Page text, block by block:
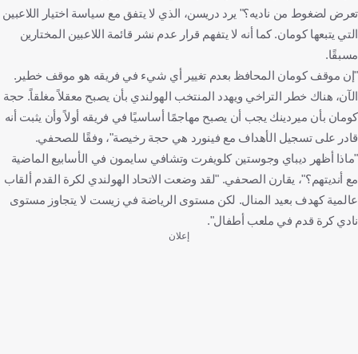
تعرض لضغوط من ناديه؟" يرد دريسن، الذي لا يتفق مع سياسة اختيار اللاعبين
التي يتبعها كومان. كما أنه لا يتفهم قرار عدم نشر قائمة اللاعبين المختارين
مسبقًا.
"إن موقف كومان المحافظ بعدم تغيير أي شيء في فريقه هو موقف خطير.
الآن، هناك خطر التراخي ويهدد المنتخب الهولندي بأن يصبح معقلاً مغلقاً. حجة
كومان بأن ميردينك يجب أن يصبح مهاجمًا أساسيًا في فريقه أولاً وأن يثبت أنه
قادر على تسجيل الأهداف مع فينورد هي حجة رخيصة"، وفقًا للصحفي.
"ماذا أظهر ديباي وجوستين كلويفرت وتشافي سايمون في الأسابيع الماضية
مع أنديتهم؟"، يقارن الصحفي. "لقد وضعت الاتحاد الهولندي لكرة القدم ألقاب
عالمية كهدف بعيد المنال. لكن مستوى الرياضة في زيست لا يتجاوز مستوى
نادي كرة قدم في ملعب أطفال".
إعلان